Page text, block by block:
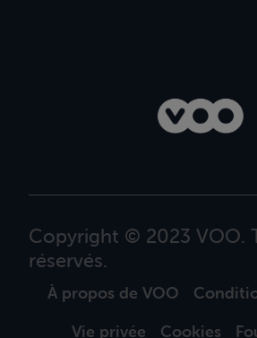
Copyright © 2023 VOO.
réservés.
À propos de VOO
Vie privée
Cookies